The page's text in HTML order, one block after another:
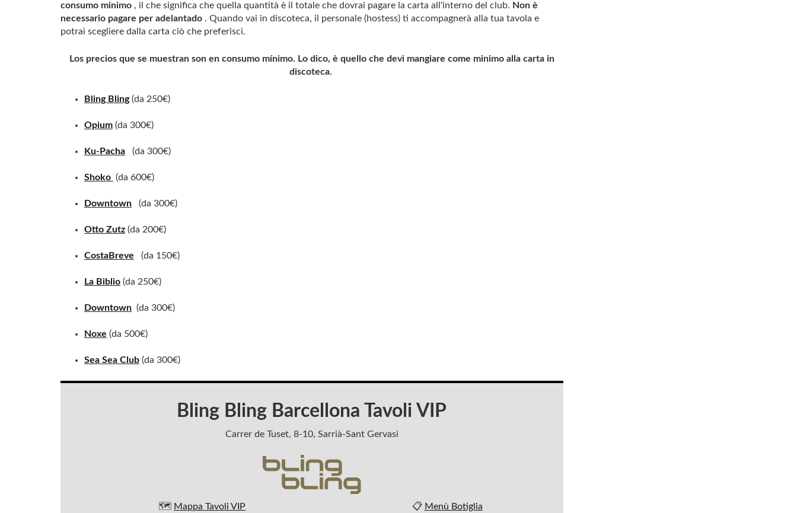
consumo minimo , il che significa che quella quantità è il totale che dovrai pagare la carta all'interno del club. Non è
necessario pagare per adelantado . Quando vai in discoteca, il personale (hostess) ti accompagnerà alla tua tavola e
potrai scegliere dalla carta ciò che preferisci.
Los precios que se muestran son en consumo mínimo. Lo dico, è quello che devi mangiare come minimo alla carta in
discoteca.
Bling Bling(da 250€)
Opium (da 300€)
Ku-Pacha (da 300€)
Shoko (da 600€)
Downtown (da 300€)
Otto Zutz (da 200€)
CostaBreve (da 150€)
La Biblio (da 250€)
Downtown (da 300€)
Noxe (da 500€)
Sea Sea Club (da 300€)
Bling Bling Barcellona Tavoli VIP
Carrer de Tuset, 8-10, Sarrià-Sant Gervasi
🗺️ Mappa Tavoli VIP 📋 Menù Botiglia